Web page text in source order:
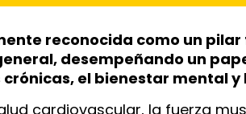
reconocida como un
desempeñando un
el bienestar mental y
cardiovascular, la fuerza